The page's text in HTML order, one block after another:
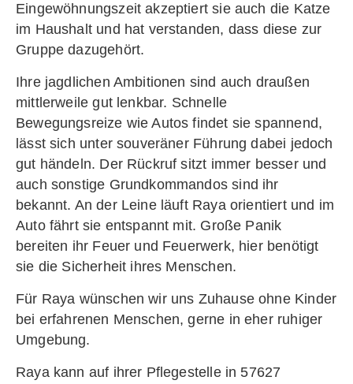
Eingewöhnungszeit akzeptiert sie auch die Katze
im Haushalt und hat verstanden, dass diese zur
Gruppe dazugehört.
Ihre jagdlichen Ambitionen sind auch draußen
mittlerweile gut lenkbar. Schnelle
Bewegungsreize wie Autos findet sie spannend,
lässt sich unter souveräner Führung dabei jedoch
gut händeln. Der Rückruf sitzt immer besser und
auch sonstige Grundkommandos sind ihr
bekannt. An der Leine läuft Raya orientiert und im
Auto fährt sie entspannt mit. Große Panik
bereiten ihr Feuer und Feuerwerk, hier benötigt
sie die Sicherheit ihres Menschen.
Für Raya wünschen wir uns Zuhause ohne Kinder
bei erfahrenen Menschen, gerne in eher ruhiger
Umgebung.
Raya kann auf ihrer Pflegestelle in 57627